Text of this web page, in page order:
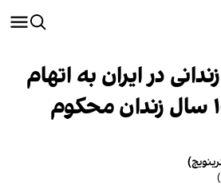
در ایران به اتهام
جاسوسی به ۱۰ سال زندان محکوم